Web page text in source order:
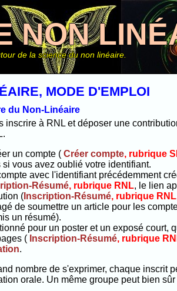
NON
de la science du non linéaire.
MODE D'EMPLOI
du Non-Linéaire
inscrire à RNL et déposer une
un compte ( Créer compte, rubrique
vous avez oublié votre identifiant.
avec l'identifiant précédemment
Résumé, rubrique RNL, le lien
( Inscription-Résumé, rubrique RNL
de soumettre un article pour les
un résumé).
pour un poster et un exposé court,
( Inscription-Résumé, rubrique
.
nombre de s'exprimer, chaque inscrit
orale. Un même groupe peut bien